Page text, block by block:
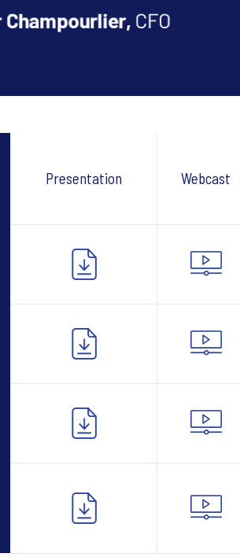
Presentation Webcast